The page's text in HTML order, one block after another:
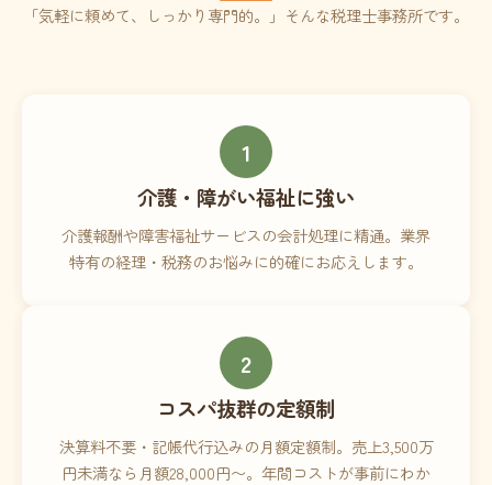
「気軽に頼めて、しっかり専門的。」そんな税理士事務所です。
1
介護・障がい福祉に強い
介護報酬や障害福祉サービスの会計処理に精通。業界
特有の経理・税務のお悩みに的確にお応えします。
2
コスパ抜群の定額制
決算料不要・記帳代行込みの月額定額制。売上3,500万
円未満なら月額28,000円〜。年間コストが事前にわか